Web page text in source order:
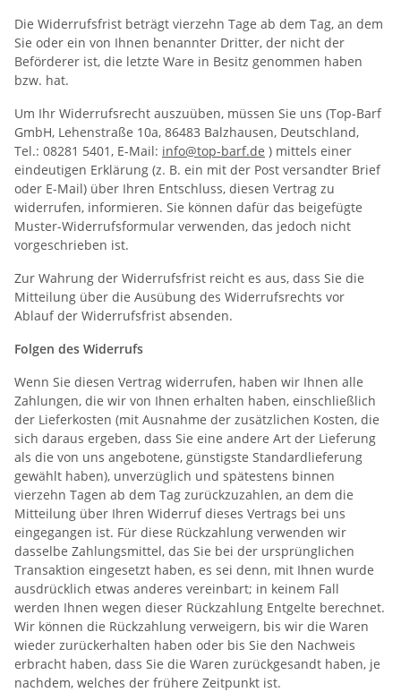
Die Widerrufsfrist beträgt vierzehn Tage ab dem Tag, an dem
Sie oder ein von Ihnen benannter Dritter, der nicht der
Beförderer ist, die letzte Ware in Besitz genommen haben
bzw. hat.
Um Ihr Widerrufsrecht auszuüben, müssen Sie uns (Top-Barf
GmbH, Lehenstraße 10a, 86483 Balzhausen, Deutschland,
Tel.: 08281 5401, E-Mail: info@top-barf.de ) mittels einer
eindeutigen Erklärung (z. B. ein mit der Post versandter Brief
oder E-Mail) über Ihren Entschluss, diesen Vertrag zu
widerrufen, informieren. Sie können dafür das beigefügte
Muster-Widerrufsformular verwenden, das jedoch nicht
vorgeschrieben ist.
Zur Wahrung der Widerrufsfrist reicht es aus, dass Sie die
Mitteilung über die Ausübung des Widerrufsrechts vor
Ablauf der Widerrufsfrist absenden.
Folgen des Widerrufs
Wenn Sie diesen Vertrag widerrufen, haben wir Ihnen alle
Zahlungen, die wir von Ihnen erhalten haben, einschließlich
der Lieferkosten (mit Ausnahme der zusätzlichen Kosten, die
sich daraus ergeben, dass Sie eine andere Art der Lieferung
als die von uns angebotene, günstigste Standardlieferung
gewählt haben), unverzüglich und spätestens binnen
vierzehn Tagen ab dem Tag zurückzuzahlen, an dem die
Mitteilung über Ihren Widerruf dieses Vertrags bei uns
eingegangen ist. Für diese Rückzahlung verwenden wir
dasselbe Zahlungsmittel, das Sie bei der ursprünglichen
Transaktion eingesetzt haben, es sei denn, mit Ihnen wurde
ausdrücklich etwas anderes vereinbart; in keinem Fall
werden Ihnen wegen dieser Rückzahlung Entgelte berechnet.
Wir können die Rückzahlung verweigern, bis wir die Waren
wieder zurückerhalten haben oder bis Sie den Nachweis
erbracht haben, dass Sie die Waren zurückgesandt haben, je
nachdem, welches der frühere Zeitpunkt ist.